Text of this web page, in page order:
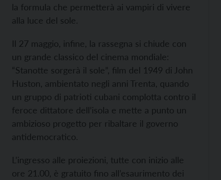
la formula che permetterà ai vampiri di vivere
alla luce del sole.
Il 27 maggio, infine, la rassegna si chiude con
un grande classico del cinema mondiale:
“Stanotte sorgerà il sole”, film del 1949 di John
Huston, ambientato negli anni Trenta, quando
un gruppo di patrioti cubani complotta contro il
feroce dittatore dell’isola e mette a punto un
ambizioso progetto per ribaltare il governo
antidemocratico.
L’ingresso alle proiezioni, tutte con inizio alle
ore 21.00, è gratuito fino all’esaurimento dei